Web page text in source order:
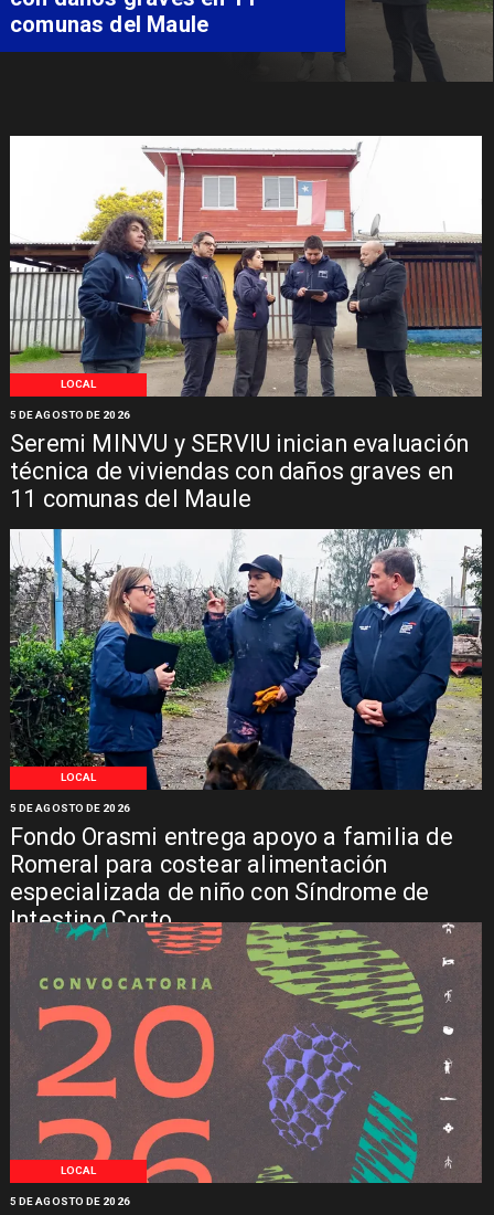
LOCAL
Seremi MINVU y SERVIU inician evaluación
técnica de viviendas con daños graves en
11 comunas del Maule
5 DE AGOSTO DE 2026
LOCAL
Fondo Orasmi entrega apoyo a familia de
Romeral para costear alimentación
especializada de niño con Síndrome de
Intestino Corto
5 DE AGOSTO DE 2026
LOCAL
5 DE AGOSTO DE 2026
especializada de niño con
Síndrome de Intestino Corto